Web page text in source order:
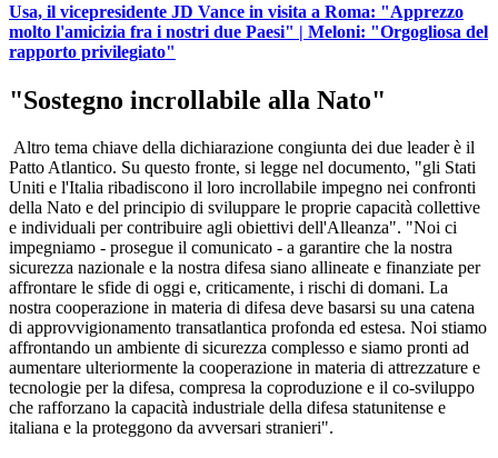
Usa, il vicepresidente JD Vance in visita a Roma: "Apprezzo
molto l'amicizia fra i nostri due Paesi" | Meloni: "Orgogliosa del
rapporto privilegiato"
"Sostegno incrollabile alla Nato"
Altro tema chiave della dichiarazione congiunta dei due leader è il
Patto Atlantico. Su questo fronte, si legge nel documento, "gli Stati
Uniti e l'Italia ribadiscono il loro incrollabile impegno nei confronti
della Nato e del principio di sviluppare le proprie capacità collettive
e individuali per contribuire agli obiettivi dell'Alleanza". "Noi ci
impegniamo - prosegue il comunicato - a garantire che la nostra
sicurezza nazionale e la nostra difesa siano allineate e finanziate per
affrontare le sfide di oggi e, criticamente, i rischi di domani. La
nostra cooperazione in materia di difesa deve basarsi su una catena
di approvvigionamento transatlantica profonda ed estesa. Noi stiamo
affrontando un ambiente di sicurezza complesso e siamo pronti ad
aumentare ulteriormente la cooperazione in materia di attrezzature e
tecnologie per la difesa, compresa la coproduzione e il co-sviluppo
che rafforzano la capacità industriale della difesa statunitense e
italiana e la proteggono da avversari stranieri".